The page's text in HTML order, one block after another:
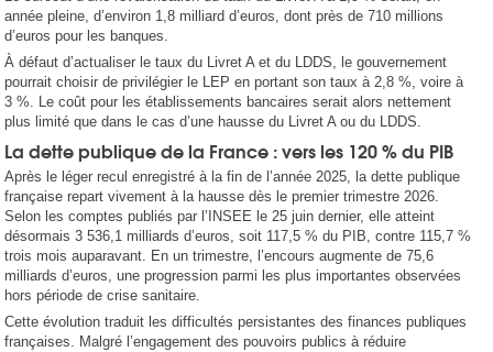
année pleine, d’environ 1,8 milliard d’euros, dont près de 710 millions
d’euros pour les banques.
À défaut d’actualiser le taux du Livret A et du LDDS, le gouvernement
pourrait choisir de privilégier le LEP en portant son taux à 2,8 %, voire à
3 %. Le coût pour les établissements bancaires serait alors nettement
plus limité que dans le cas d’une hausse du Livret A ou du LDDS.
La dette publique de la France : vers les 120 % du PIB
Après le léger recul enregistré à la fin de l’année 2025, la dette publique
française repart vivement à la hausse dès le premier trimestre 2026.
Selon les comptes publiés par l’INSEE le 25 juin dernier, elle atteint
désormais 3 536,1 milliards d’euros, soit 117,5 % du PIB, contre 115,7 %
trois mois auparavant. En un trimestre, l’encours augmente de 75,6
milliards d’euros, une progression parmi les plus importantes observées
hors période de crise sanitaire.
Cette évolution traduit les difficultés persistantes des finances publiques
françaises. Malgré l’engagement des pouvoirs publics à réduire